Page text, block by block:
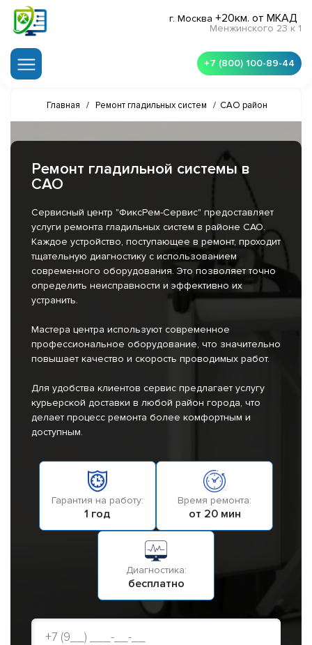
г. Москва +20км. от МКАД
Менжинского 23 к 1
+7 (800) 100-89-44
Главная / Ремонт гладильных систем / САО район
Ремонт гладильной системы в
САО
Сервисный центр "ФиксРем-Сервис" предоставляет
услуги ремонта гладильных систем в районе САО.
Каждое устройство, поступающее в ремонт, проходит
тщательную диагностику с использованием
современного оборудования. Это позволяет точно
определить неисправности и эффективно их
устранить.
Мастера центра используют современное
профессиональное оборудование, что значительно
повышает качество и скорость проводимых работ.
Для удобства клиентов сервис предлагает услугу
курьерской доставки в любой район города, что
делает процесс ремонта более комфортным и
доступным.
Гарантия на работу:
1 год
Время ремонта:
от 20 мин
Диагностика:
бесплатно